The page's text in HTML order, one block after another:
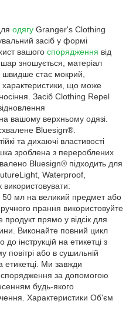
одягу Granger's Clothing
засіб у формі
вашого спорядження від
зношується, матеріал
швидше стає мокрий,
характеристики, що може
Засіб Clothing Repel
вашому верхньому одязі.
Bluesign®.
та дихаючі властивості
зроблена з перероблених
Bluesign® підходить для
Waterproof,
50 мл на великий предмет або
прання використовуйте
прямо у відсік для
Виконайте повний цикл
інструкцій на етикетці з
повітрі або в сушильній
Ми завжди
за допомогою
будь-якого
Характеристики Об'єм